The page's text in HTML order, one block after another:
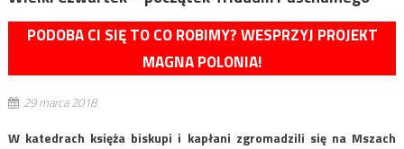
PODOBA CI SIĘ TO CO ROBIMY? WESPRZYJ PROJEKT
MAGNA POLONIA!
29 marca 2018
W katedrach księża biskupi i kapłani zgromadzili się na Mszach